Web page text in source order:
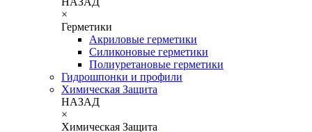
×
Герметики
Акриловые герметики
Силиконовые герметики
Полиуретановые герметики
Гидрошпонки и профили
Химическая Защита
НАЗАД
×
Химическая Защита